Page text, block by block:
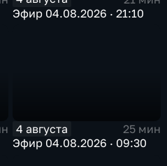
Эфир 04.08.2026 · 21:10
4 августа
25 мин
Эфир 04.08.2026 · 09:30